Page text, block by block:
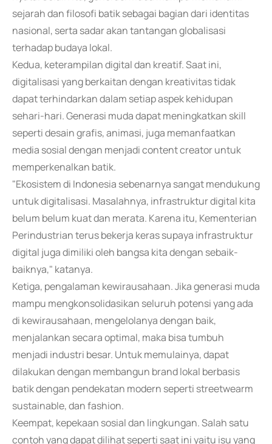
sejarah dan filosofi batik sebagai bagian dari identitas
nasional, serta sadar akan tantangan globalisasi
terhadap budaya lokal.
Kedua, keterampilan digital dan kreatif. Saat ini,
digitalisasi yang berkaitan dengan kreativitas tidak
dapat terhindarkan dalam setiap aspek kehidupan
sehari-hari. Generasi muda dapat meningkatkan skill
seperti desain grafis, animasi, juga memanfaatkan
media sosial dengan menjadi content creator untuk
memperkenalkan batik.
"Ekosistem di Indonesia sebenarnya sangat mendukung
untuk digitalisasi. Masalahnya, infrastruktur digital kita
belum belum kuat dan merata. Karena itu, Kementerian
Perindustrian terus bekerja keras supaya infrastruktur
digital juga dimiliki oleh bangsa kita dengan sebaik-
baiknya," katanya.
Ketiga, pengalaman kewirausahaan. Jika generasi muda
mampu mengkonsolidasikan seluruh potensi yang ada
di kewirausahaan, mengelolanya dengan baik,
menjalankan secara optimal, maka bisa tumbuh
menjadi industri besar. Untuk memulainya, dapat
dilakukan dengan membangun brand lokal berbasis
batik dengan pendekatan modern seperti streetwearm
sustainable, dan fashion.
Keempat, kepekaan sosial dan lingkungan. Salah satu
contoh yang dapat dilihat seperti saat ini yaitu isu yang